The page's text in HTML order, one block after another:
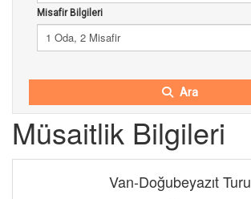
Misafir Bilgileri
1 Oda, 2 Misafir
Ara
Müsaitlik Bilgileri
Van-Doğubeyazıt Turu